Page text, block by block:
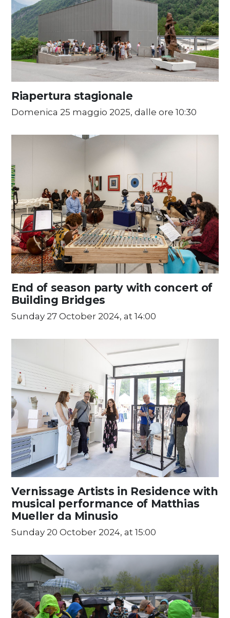
Riapertura stagionale
Domenica 25 maggio 2025, dalle ore 10:30
End of season party with concert of
Building Bridges
Sunday 27 October 2024, at 14:00
Vernissage Artists in Residence with
musical performance of Matthias
Mueller da Minusio
Sunday 20 October 2024, at 15:00